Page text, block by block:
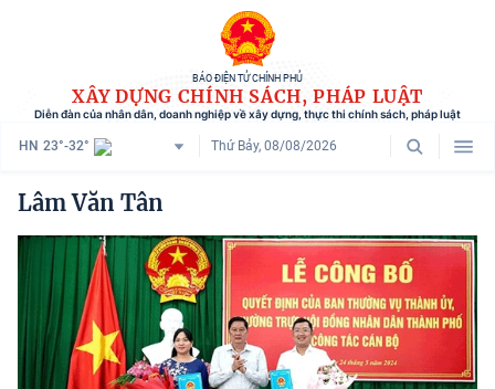
BÁO ĐIỆN TỬ CHÍNH PHỦ
XÂY DỰNG CHÍNH SÁCH, PHÁP LUẬT
Diễn đàn của nhân dân, doanh nghiệp về xây dựng, thực thi chính sách, pháp luật
HN 23°-32° Thứ Bảy, 08/08/2026
Danh mục
Trang chủ
Chính sách mới
Tham vấn chính sách
Người dân góp ý
Lâm Văn Tân